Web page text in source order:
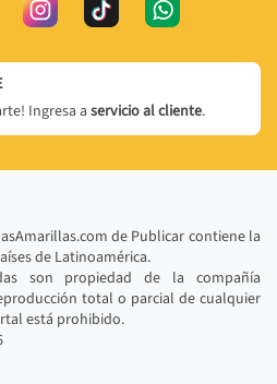
Ingresa a servicio al cliente.
de Publicar contiene la
de Latinoamérica.
son propiedad de la compañía
total o parcial de cualquier
está prohibido.